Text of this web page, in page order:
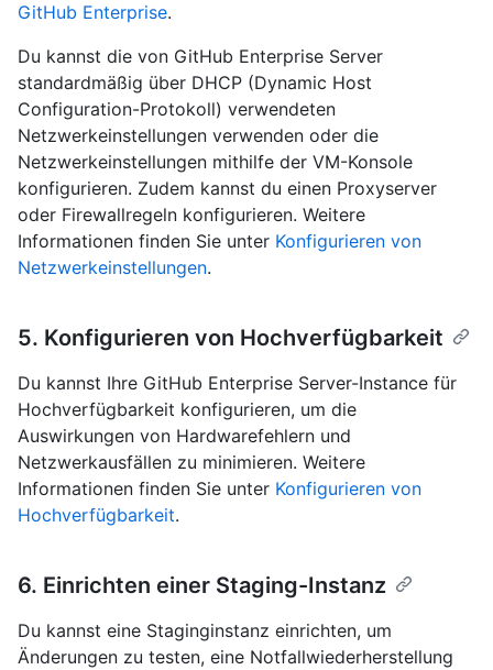
GitHub Enterprise.
Du kannst die von GitHub Enterprise Server
standardmäßig über DHCP (Dynamic Host
Configuration-Protokoll) verwendeten
Netzwerkeinstellungen verwenden oder die
Netzwerkeinstellungen mithilfe der VM-Konsole
konfigurieren. Zudem kannst du einen Proxyserver
oder Firewallregeln konfigurieren. Weitere
Informationen finden Sie unter Konfigurieren von
Netzwerkeinstellungen.
5. Konfigurieren von Hochverfügbarkeit
Du kannst Ihre GitHub Enterprise Server-Instance für
Hochverfügbarkeit konfigurieren, um die
Auswirkungen von Hardwarefehlern und
Netzwerkausfällen zu minimieren. Weitere
Informationen finden Sie unter Konfigurieren von
Hochverfügbarkeit.
6. Einrichten einer Staging-Instanz
Du kannst eine Staginginstanz einrichten, um
Änderungen zu testen, eine Notfallwiederherstellung